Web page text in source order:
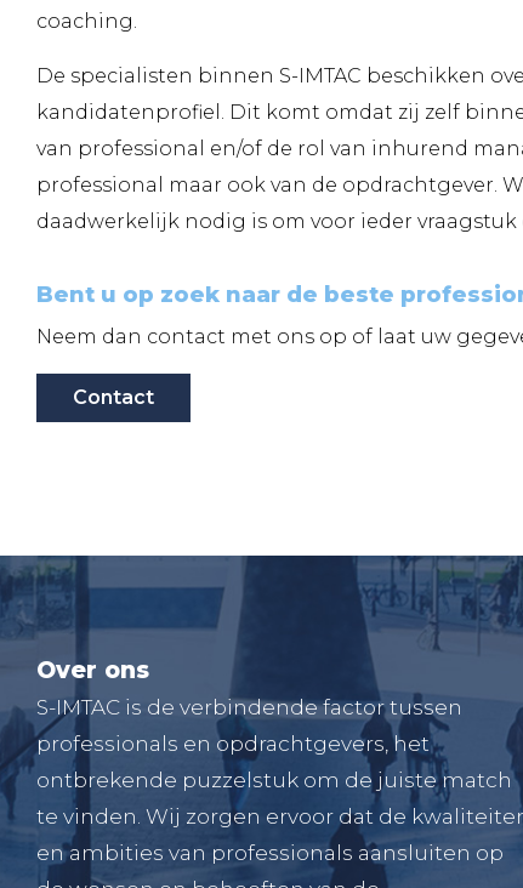
coaching.
De specialisten binnen S-IMTAC beschikken
kandidatenprofiel. Dit komt omdat zij zelf
van professional en/of de rol van inhurend
professional maar ook van de opdrachtgever.
daadwerkelijk nodig is om voor ieder
Bent u op zoek naar de beste
Neem dan contact met ons op of laat uw
Contact
Over ons
S-IMTAC is de verbindende factor tussen
professionals en opdrachtgevers, het
ontbrekende puzzelstuk om de juiste match
te vinden. Wij zorgen ervoor dat de
en ambities van professionals aansluiten op